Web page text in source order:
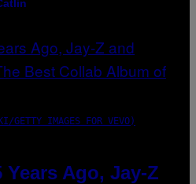
GETTY IMAGES FOR VEVO)
Years Ago, Jay-Z